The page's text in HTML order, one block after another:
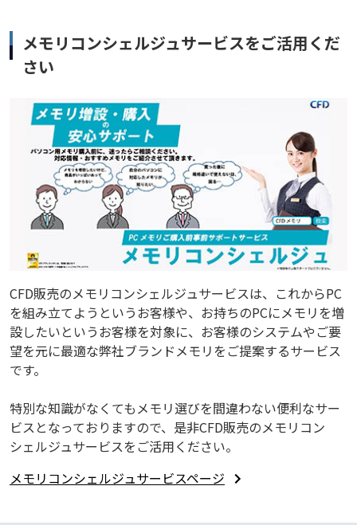
メモリコンシェルジュサービスをご活用くだ
さい
CFD販売のメモリコンシェルジュサービスは、これからPC
を組み立てようというお客様や、お持ちのPCにメモリを増
設したいというお客様を対象に、お客様のシステムやご要
望を元に最適な弊社ブランドメモリをご提案するサービス
です。
特別な知識がなくてもメモリ選びを間違わない便利なサー
ビスとなっておりますので、是非CFD販売のメモリコン
シェルジュサービスをご活用ください。
メモリコンシェルジュサービスページ